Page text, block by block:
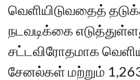
வெளியிடுவதைத்
நடவடிக்கை
சட்டவிரோதமாக
சேனல்கள் மற்றும்